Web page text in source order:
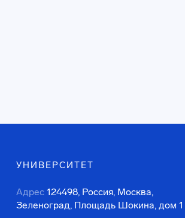
УНИВЕРСИТЕТ
Адрес 124498, Россия, Москва,
Зеленоград, Площадь Шокина, дом 1